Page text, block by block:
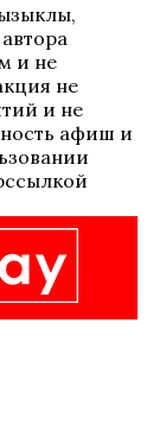
и не
не
и не
афиш и